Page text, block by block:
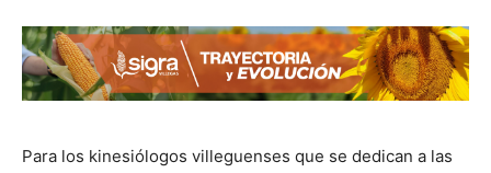
Para los kinesiólogos villeguenses que se dedican a las